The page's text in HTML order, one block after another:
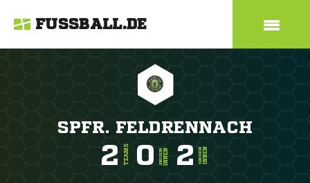
FUSSBALL.DE
SPFR. FELDRENNACH
2 TEAMS 0 JUNIORENINNEN 2 SENIORENINNEN